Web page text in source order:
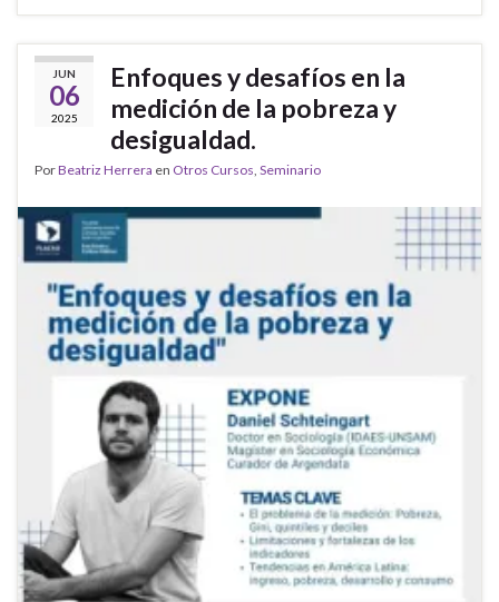
JUN
06
2025
Enfoques y desafíos en la
medición de la pobreza y
desigualdad.
PorBeatriz Herrera en Otros Cursos, Seminario